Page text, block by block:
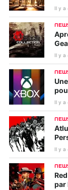
Il y
Il y
Il y
Il y
par